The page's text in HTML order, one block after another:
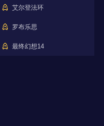
艾尔登法环
罗布乐思
最终幻想14